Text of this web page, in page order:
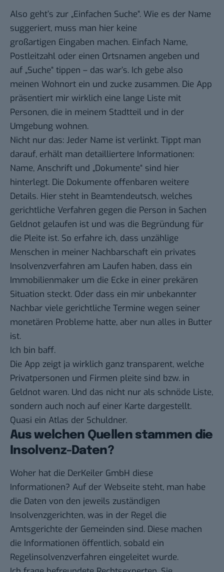
Also geht’s zur „Einfachen Suche“. Wie es der Name
suggeriert, muss man hier keine
großartigen Eingaben machen. Einfach Name,
Postleitzahl oder einen Ortsnamen angeben und
auf „Suche“ tippen – das war’s. Ich gebe also
meinen Wohnort ein und zucke zusammen. Die App
präsentiert mir wirklich eine lange Liste mit
Personen, die in meinem Stadtteil und in der
Umgebung wohnen.
Nicht nur das: Jeder Name ist verlinkt. Tippt man
darauf, erhält man detailliertere Informationen:
Name, Anschrift und „Dokumente“ sind hier
hinterlegt. Die Dokumente offenbaren weitere
Details. Hier steht in Beamtendeutsch, welches
gerichtliche Verfahren gegen die Person in Sachen
Geldnot gelaufen ist und was die Begründung für
die Pleite ist. So erfahre ich, dass unzählige
Menschen in meiner Nachbarschaft ein privates
Insolvenzverfahren am Laufen haben, dass ein
Immobilienmaker um die Ecke in einer prekären
Situation steckt. Oder dass ein mir unbekannter
Nachbar viele gerichtliche Termine wegen seiner
monetären Probleme hatte, aber nun alles in Butter
ist.
Ich bin baff.
Die App zeigt ja wirklich ganz transparent, welche
Privatpersonen und Firmen pleite sind bzw. in
Geldnot waren. Und das nicht nur als schnöde Liste,
sondern auch noch auf einer Karte dargestellt.
Quasi ein Atlas der Schuldner.
Aus welchen Quellen stammen die
Insolvenz-Daten?
Woher hat die DerKeiler GmbH diese
Informationen? Auf der Webseite steht, man habe
die Daten von den jeweils zuständigen
Insolvenzgerichten, was in der Regel die
Amtsgerichte der Gemeinden sind. Diese machen
die Informationen öffentlich, sobald ein
Regelinsolvenzverfahren eingeleitet wurde.